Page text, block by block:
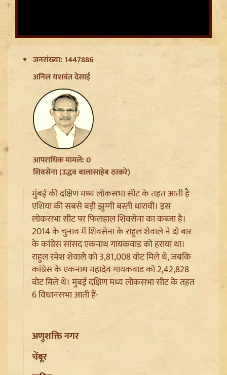
CWG Silver Medalist Gyaneshwari Yadav को CM
Vishnu Deo Sai का बड़ा तोहफा, मिलेंगी DSP की
सम्मानजनक नौकरी
Jharkhand JPSC JSSC Protest: सियासी रंग में रंगा
आंदोलन, Rahul Gandhi ने छात्रों को दिया Reforms का
भरोसा
जनसंख्या: 1447886
अनिल यशवंत देसाई
आपराधिक मामले: 0
शिवसेना (उद्धव बालासाहेब ठाकरे)
मुंबई की दक्षिण मध्य लोकसभा सीट के तहत आती है
एशिया की सबसे बड़ी झुग्गी बस्ती धारावी। इस
लोकसभा सीट पर फिलहाल शिवसेना का कब्जा है।
2014 के चुनाव में शिवसेना के राहुल शेवाले ने दो बार
के कांग्रेस सांसद एकनाथ गायकवाड को हराया था।
राहुल रमेश शेवाले को 3,81,008 वोट मिले थे, जबकि
कांग्रेस के एकनाथ महादेव गायकवाड को 2,42,828
वोट मिले थे। मुंबई दक्षिण मध्य लोकसभा सीट के तहत
6 विधानसभा आती हैं-
अणुशक्ति नगर
चेंबूर